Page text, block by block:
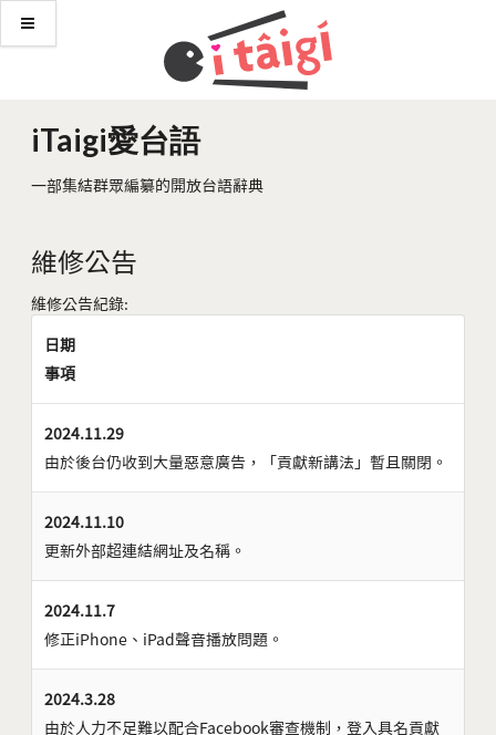
iTaigi愛台語
一部集結群眾編纂的開放台語辭典
維修公告
維修公告紀錄:
日期
事項
2024.11.29
由於後台仍收到大量惡意廣告，「貢獻新講法」暫且關閉。
2024.11.10
更新外部超連結網址及名稱。
2024.11.7
修正iPhone、iPad聲音播放問題。
2024.3.28
由於人力不足難以配合Facebook審查機制，登入具名貢獻